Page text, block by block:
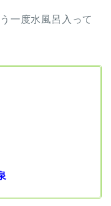
一度水風呂入って